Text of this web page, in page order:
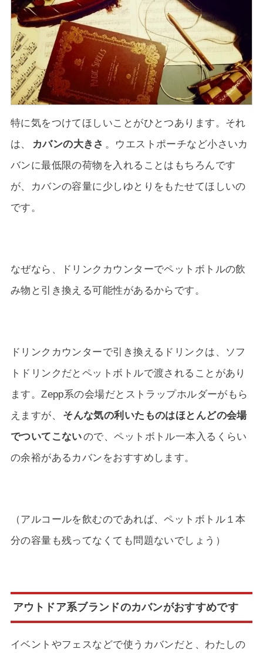
特に気をつけてほしいことがひとつあります。それ
は、
カバンの大きさ 。ウエストポーチなど小さいカ
バンに最低限の荷物を入れることはもちろんです
が、カバンの容量に少しゆとりをもたせてほしいの
です。
なぜなら、ドリンクカウンターでペットボトルの飲
み物と引き換える可能性があるからです。
ドリンクカウンターで引き換えるドリンクは、ソフ
トドリンクだとペットボトルで渡されることがあり
ます。Zepp系の会場だとストラップホルダーがもら
えますが、
そんな気の利いたものはほとんどの会場
でついてこないので、ペットボトル一本入るくらい
の余裕があるカバンをおすすめします。
（アルコールを飲むのであれば、ペットボトル１本
分の容量も残ってなくても問題ないでしょう）
アウトドア系ブランドのカバンがおすすめです
イベントやフェスなどで使うカバンだと、わたしの